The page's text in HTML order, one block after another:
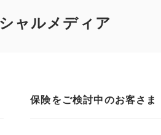
ャルメディア
保険をご検討中のお客さま